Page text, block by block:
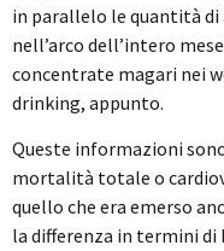
in parallelo le quantità
nell’arco dell’intero
concentrate magari nei
drinking, appunto.
Queste informazioni
mortalità totale o
quello che era emerso
la differenza in termini di